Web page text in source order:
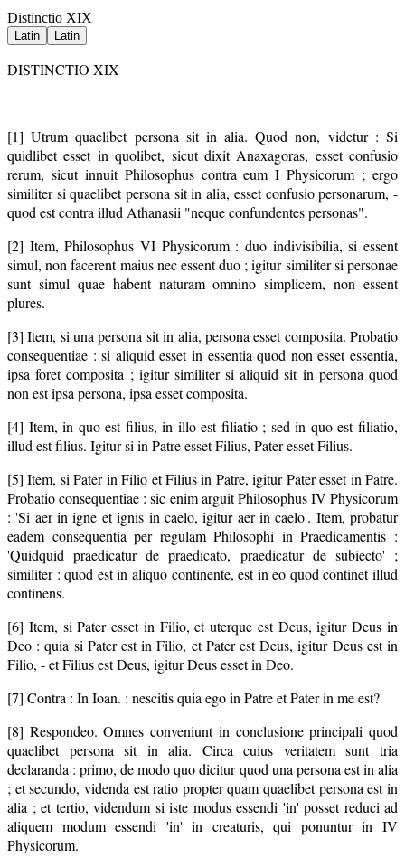
Distinctio XIX
Latin Latin
DISTINCTIO XIX
[1] Utrum quaelibet persona sit in alia. Quod non, videtur : Si
quidlibet esset in quolibet, sicut dixit Anaxagoras, esset confusio
rerum, sicut innuit Philosophus contra eum I Physicorum ; ergo
similiter si quaelibet persona sit in alia, esset confusio personarum, -
quod est contra illud Athanasii "neque confundentes personas".
[2] Item, Philosophus VI Physicorum : duo indivisibilia, si essent
simul, non facerent maius nec essent duo ; igitur similiter si personae
sunt simul quae habent naturam omnino simplicem, non essent
plures.
[3] Item, si una persona sit in alia, persona esset composita. Probatio
consequentiae : si aliquid esset in essentia quod non esset essentia,
ipsa foret composita ; igitur similiter si aliquid sit in persona quod
non est ipsa persona, ipsa esset composita.
[4] Item, in quo est filius, in illo est filiatio ; sed in quo est filiatio,
illud est filius. Igitur si in Patre esset Filius, Pater esset Filius.
[5] Item, si Pater in Filio et Filius in Patre, igitur Pater esset in Patre.
Probatio consequentiae : sic enim arguit Philosophus IV Physicorum
: 'Si aer in igne et ignis in caelo, igitur aer in caelo'. Item, probatur
eadem consequentia per regulam Philosophi in Praedicamentis :
'Quidquid praedicatur de praedicato, praedicatur de subiecto' ;
similiter : quod est in aliquo continente, est in eo quod continet illud
continens.
[6] Item, si Pater esset in Filio, et uterque est Deus, igitur Deus in
Deo : quia si Pater est in Filio, et Pater est Deus, igitur Deus est in
Filio, - et Filius est Deus, igitur Deus esset in Deo.
[7] Contra : In Ioan. : nescitis quia ego in Patre et Pater in me est?
[8] Respondeo. Omnes conveniunt in conclusione principali quod
quaelibet persona sit in alia. Circa cuius veritatem sunt tria
declaranda : primo, de modo quo dicitur quod una persona est in alia
; et secundo, videnda est ratio propter quam quaelibet persona est in
alia ; et tertio, videndum si iste modus essendi 'in' posset reduci ad
aliquem modum essendi 'in' in creaturis, qui ponuntur in IV
Physicorum.